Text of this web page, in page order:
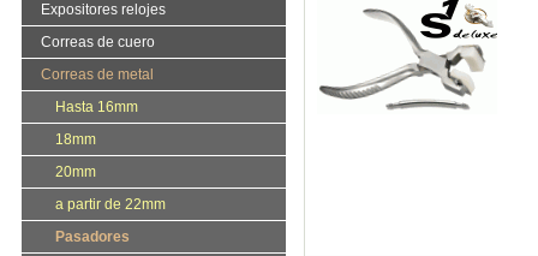
Expositores relojes
Correas de cuero
Correas de metal
Hasta 16mm
18mm
20mm
a partir de 22mm
Pasadores